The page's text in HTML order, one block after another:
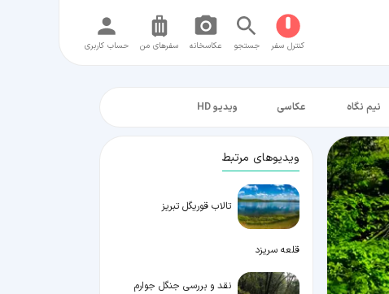
کنترل سفر جستجو عکاسخانه سفر‌های من حساب کاربری
نیم نگاه عکاسی ویدیو HD
ویدیوهای مرتبط
تالاب قوریگل تبریز
قلعه سریزد
نقد و بررسی جنگل جوارم